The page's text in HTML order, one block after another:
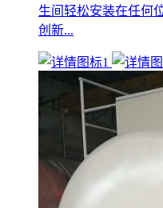
生间轻松安装在任何
创新...